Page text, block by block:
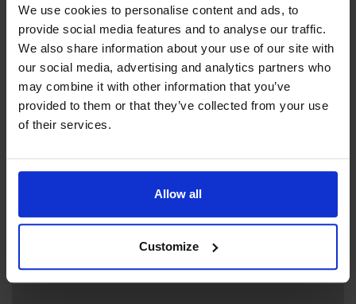
We use cookies to personalise content and ads, to
provide social media features and to analyse our traffic.
We also share information about your use of our site with
our social media, advertising and analytics partners who
may combine it with other information that you’ve
provided to them or that they’ve collected from your use
of their services.
Allow all
Customize
Lemlandsvägen 1865 , 22610 Lemland
+